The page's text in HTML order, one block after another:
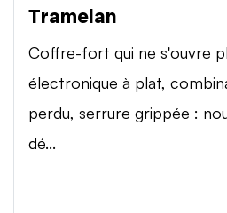
Tramelan
Coffre-fort qui ne s'ouvre
électronique à plat,
perdu, serrure grippée :
dé...